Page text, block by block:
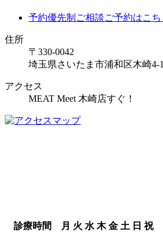
予約優先制 ご相談ご予約はこち
住所
〒330-0042
埼玉県さいたま市浦和区木崎4-
アクセス
MEAT Meet 木崎店すぐ！
診療時間 月 火 水 木 金 土 日 祝